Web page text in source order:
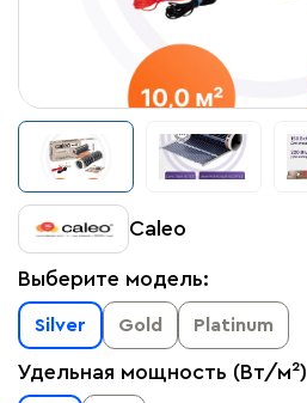
Caleo
Выберите модель:
Silver Gold Platinum
Удельная мощность (Вт/м²)